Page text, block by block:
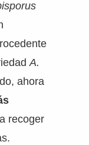
A.
ahora
recoger